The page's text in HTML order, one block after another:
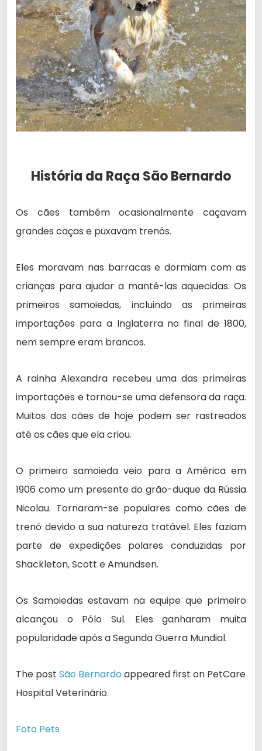
História da Raça São Bernardo
Os cães também ocasionalmente caçavam
grandes caças e puxavam trenós.
Eles moravam nas barracas e dormiam com as
crianças para ajudar a mantê-las aquecidas. Os
primeiros samoiedas, incluindo as primeiras
importações para a Inglaterra no final de 1800,
nem sempre eram brancos.
A rainha Alexandra recebeu uma das primeiras
importações e tornou-se uma defensora da raça.
Muitos dos cães de hoje podem ser rastreados
até os cães que ela criou.
O primeiro samoieda veio para a América em
1906 como um presente do grão-duque da Rússia
Nicolau. Tornaram-se populares como cães de
trenó devido a sua natureza tratável. Eles faziam
parte de expedições polares conduzidas por
Shackleton, Scott e Amundsen.
Os Samoiedas estavam na equipe que primeiro
alcançou o Pólo Sul. Eles ganharam muita
popularidade após a Segunda Guerra Mundial.
The post São Bernardo appeared first on PetCare
Hospital Veterinário.
Foto Pets